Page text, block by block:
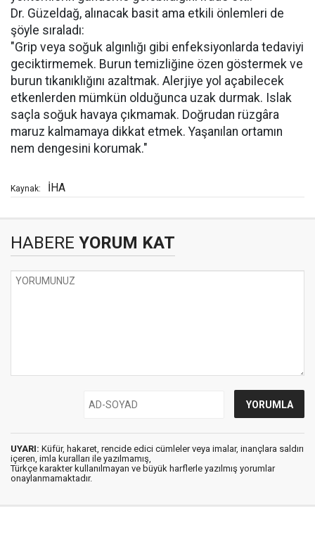
Dr. Güzeldağ, alınacak basit ama etkili önlemleri de
şöyle sıraladı:
"Grip veya soğuk algınlığı gibi enfeksiyonlarda tedaviyi
geciktirmemek. Burun temizliğine özen göstermek ve
burun tıkanıklığını azaltmak. Alerjiye yol açabilecek
etkenlerden mümkün olduğunca uzak durmak. Islak
saçla soğuk havaya çıkmamak. Doğrudan rüzgâra
maruz kalmamaya dikkat etmek. Yaşanılan ortamın
nem dengesini korumak."
Kaynak: İHA
HABERE YORUM KAT
UYARI: Küfür, hakaret, rencide edici cümleler veya imalar, inançlara saldırı
içeren, imla kuralları ile yazılmamış,
Türkçe karakter kullanılmayan ve büyük harflerle yazılmış yorumlar
onaylanmamaktadır.